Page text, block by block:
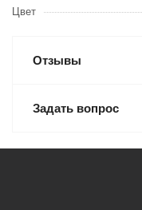
Цвет
Отзывы
Задать вопрос